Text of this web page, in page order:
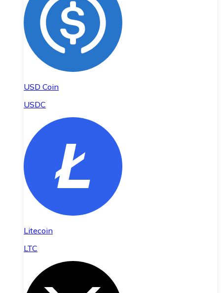
USD Coin
USDC
Litecoin
LTC